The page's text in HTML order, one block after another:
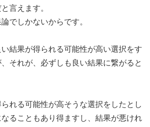
言えます。
でしかないからです。
結果が得られる可能性が高い選択をす
それが、必ずしも良い結果に繋がると
れる可能性が高そうな選択をしたとし
ることもあり得ますし、結果が悪けれ